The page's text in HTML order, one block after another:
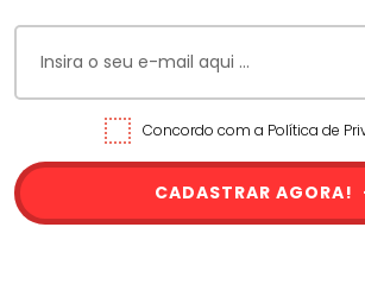
Concordo com a Política de
CADASTRAR AGORA!